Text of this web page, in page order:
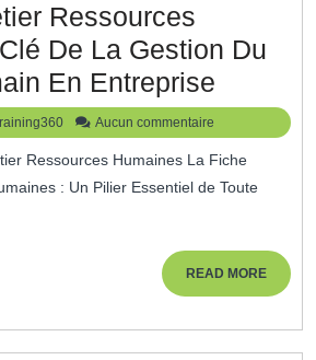
Ressources
De La Gestion Du
En Entreprise
Fiche
Métier
:
Clé
training360
Aucun commentaire
: Un Pilier Essentiel de Toute
READ MOREREAD
MORE